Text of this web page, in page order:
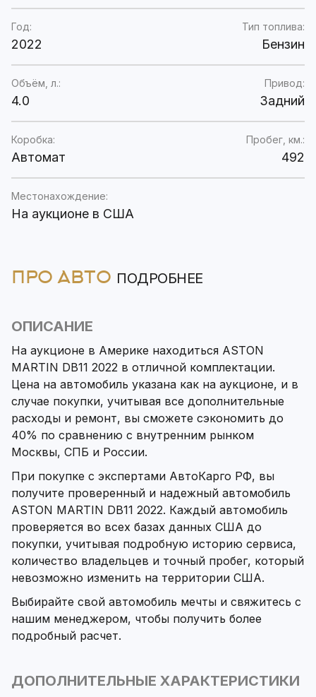
Год:
2022
Тип топлива:
Бензин
Объём, л.:
4.0
Привод:
Задний
Коробка:
Автомат
Пробег, км.:
492
Местонахождение:
На аукционе в США
ПРО АВТО ПОДРОБНЕЕ
ОПИСАНИЕ
На аукционе в Америке находиться ASTON
MARTIN DB11 2022 в отличной комплектации.
Цена на автомобиль указана как на аукционе, и в
случае покупки, учитывая все дополнительные
расходы и ремонт, вы сможете сэкономить до
40% по сравнению с внутренним рынком
Москвы, СПБ и России.
При покупке с экспертами АвтоКарго РФ, вы
получите проверенный и надежный автомобиль
ASTON MARTIN DB11 2022. Каждый автомобиль
проверяется во всех базах данных США до
покупки, учитывая подробную историю сервиса,
количество владельцев и точный пробег, который
невозможно изменить на территории США.
Выбирайте свой автомобиль мечты и свяжитесь с
нашим менеджером, чтобы получить более
подробный расчет.
ДОПОЛНИТЕЛЬНЫЕ ХАРАКТЕРИСТИКИ